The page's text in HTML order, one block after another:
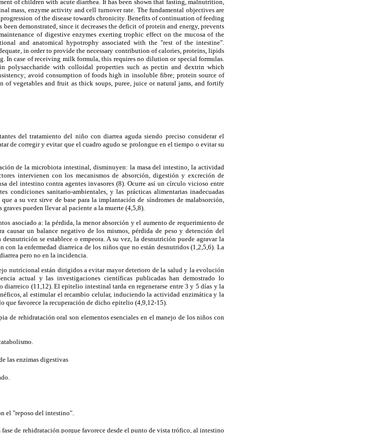
of children with acute diarrhea. It has been shown that fasting, malnutrition,
mass, enzyme activity and cell turnover rate. The fundamental objectives are
of the disease towards chronicity. Benefits of continuation of feeding
demonstrated, since it decreases the deficit of protein and energy, prevents
of digestive enzymes exerting trophic effect on the mucosa of the
and anatomical hypotrophy associated with the "rest of the intestine".
in order to provide the necessary contribution of calories, proteins, lipids
In case of receiving milk formula, this requires no dilution or special formulas.
polysaccharide with colloidal properties such as pectin and dextrin which
avoid consumption of foods high in insoluble fibre; protein source of
vegetables and fruit as thick soups, puree, juice or natural jams, and fortify
del tratamiento del niño con diarrea aguda siendo preciso considerar el
de corregir y evitar que el cuadro agudo se prolongue en el tiempo o evitar su
de la microbiota intestinal, disminuyen: la masa del intestino, la actividad
intervienen con los mecanismos de absorción, digestión y excreción de
del intestino contra agentes invasores (8). Ocurre así un círculo vicioso entre
condiciones sanitario-ambientales, y las prácticas alimentarias inadecuadas
a su vez sirve de base para la implantación de síndromes de malabsorción,
pueden llevar al paciente a la muerte (4,5,8).
asociado a: la pérdida, la menor absorción y el aumento de requerimiento de
causar un balance negativo de los mismos, pérdida de peso y detención del
se establece o empeora. A su vez, la desnutrición puede agravar la
con la enfermedad diarreica de los niños que no están desnutridos (1,2,5,6). La
pero no en la incidencia.
nutricional están dirigidos a evitar mayor deterioro de la salud y la evolución
actual y las investigaciones científicas publicadas han demostrado lo
(11,12). El epitelio intestinal tarda en regenerarse entre 3 y 5 días y la
al estimular el recambio celular, induciendo la actividad enzimática y la
que favorece la recuperación de dicho epitelio (4,9,12-15).
de rehidratación oral son elementos esenciales en el manejo de los niños con
las enzimas digestivas
el "reposo del intestino".
de rehidratación porque favorece desde el punto de vista trófico, al intestino